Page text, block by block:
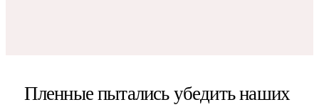
Пленные пытались убедить наших